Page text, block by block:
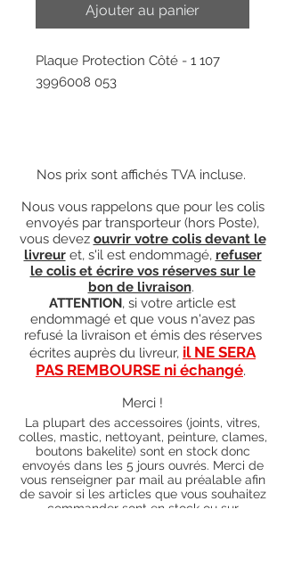
Ajouter au panier
Plaque Protection Côté - 1 107
3996008 053
Nos prix sont affichés TVA incluse.
Nous vous rappelons que pour les colis
envoyés par transporteur (hors Poste),
vous devez ouvrir votre colis devant le
livreuret, s'il est endommagé, refuser
le colis et écrire vos réserves sur le
bon de livraison.
ATTENTION, si votre article est
endommagé et que vous n'avez pas
refusé la livraison et émis des réserves
écrites auprès du livreur, il NE SERA
PAS REMBOURSE ni échangé.
Merci !
La plupart des accessoires (joints, vitres,
colles, mastic, nettoyant, peinture, clames,
boutons bakelite) sont en stock donc
envoyés dans les 5 jours ouvrés. Merci de
vous renseigner par mail au préalable afin
de savoir si les articles que vous souhaitez
commander sont en stock ou sur